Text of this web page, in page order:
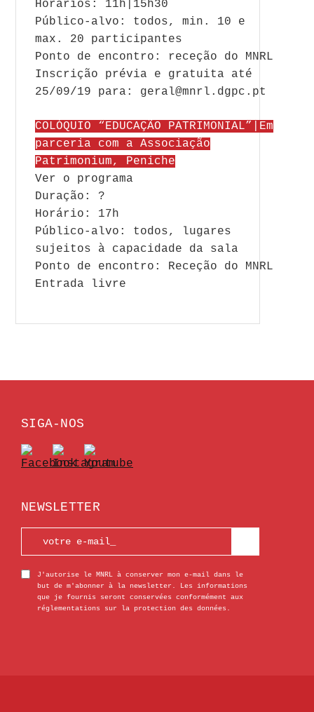
Horários: 11h|15h30
Público-alvo: todos, min. 10 e
max. 20 participantes
Ponto de encontro: receção do MNRL
Inscrição prévia e gratuita até
25/09/19 para: geral@mnrl.dgpc.pt
COLÓQUIO “EDUCAÇÃO PATRIMONIAL”|Em
parceria com a Associação
Patrimonium, Peniche
Ver o programa
Duração: ?
Horário: 17h
Público-alvo: todos, lugares
sujeitos à capacidade da sala
Ponto de encontro: Receção do MNRL
Entrada livre
SIGA-NOS
NEWSLETTER
J'autorise le MNRL à conserver mon e-mail dans le
but de m'abonner à la newsletter. Les informations
que je fournis seront conservées conformément aux
réglementations sur la protection des données.